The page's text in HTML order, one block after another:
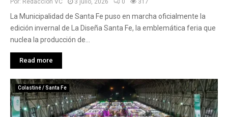
Por: Redaccion VC 3 julio, 2026 0 317
La Municipalidad de Santa Fe puso en marcha oficialmente la
edición invernal de La Diseña Santa Fe, la emblemática feria que
nuclea la producción de...
Read more
Colastiné / Santa Fe